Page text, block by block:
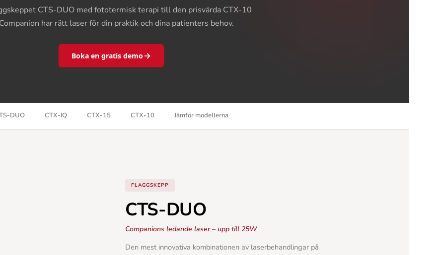
CTS-DUO med fototermisk terapi till den prisvärda CTX-10
har rätt laser för din praktik och dina patienters behov.
Boka en gratis demo
DUO CTX-IQ CTX-15 CTX-10 Jämför modellerna
FLAGGSKEPP
CTS-DUO
Companions ledande laser – upp till 25W
Den mest innovativa kombinationen av laserbehandlingar på